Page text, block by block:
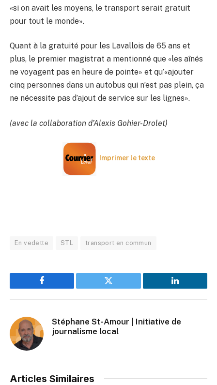
«si on avait les moyens, le transport serait gratuit
pour tout le monde».
Quant à la gratuité pour les Lavallois de 65 ans et
plus, le premier magistrat a mentionné que «les aînés
ne voyagent pas en heure de pointe» et qu’«ajouter
cinq personnes dans un autobus qui n’est pas plein, ça
ne nécessite pas d’ajout de service sur les lignes».
(avec la collaboration d’Alexis Gohier-Drolet)
Imprimer le texte
En vedette STL transport en commun
Facebook Twitter LinkedIn
Stéphane St-Amour | Initiative de
journalisme local
Articles Similaires